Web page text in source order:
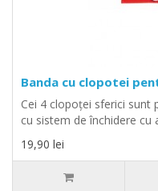
Banda cu clopotei
Cei 4 clopoței sferici sunt
cu sistem de închidere cu
19,90 lei